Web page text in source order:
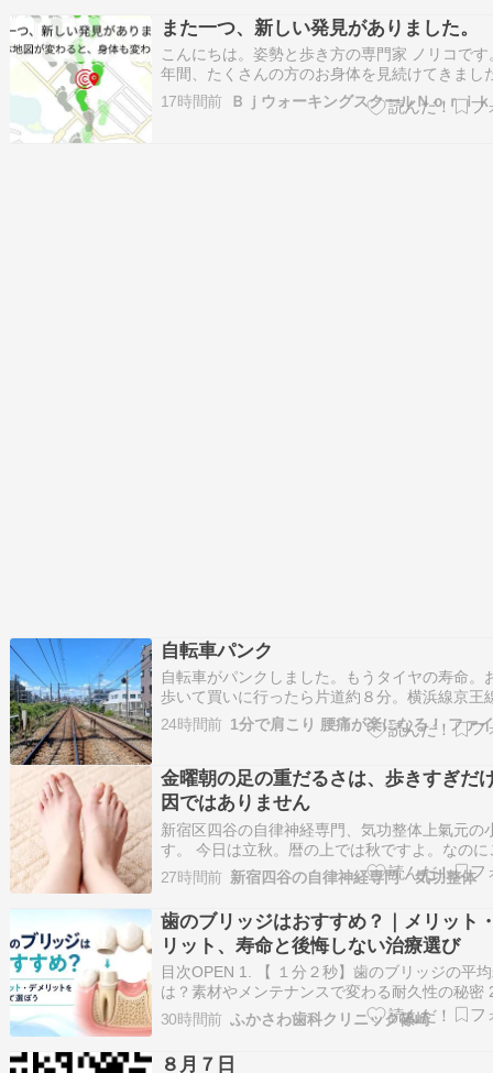
抜歯後に出血が続く主な…
また一つ、新しい発見がありました。
こんにちは。姿勢と歩き方の専門家 ノリコです
年間、たくさんの方のお身体を見続けてきまし
れまで私は、生徒さんのねじれグセをほどくに
ずセルフケアやねじれ調整で身体を整え、その
17時間前
自転車パンク
自転車がパンクしました。もうタイヤの寿命。
歩いて買いに行ったら片道約８分。横浜線京王
を持って８分歩くのは結構面倒。自宅へ歩いて
１時間はかかるので今晩はバスで帰って、明日
み、お問い合わせはこちら鈴木英晴さとう…
24時間前
金曜朝の足の重だるさは、歩きすぎだ
因ではありません
新宿区四谷の自律神経専門、気功整体上氣元の
す。 今日は立秋。暦の上では秋ですよ。なのに
さ。「このままだと正月ころにはもっと暑くな
な！ワッハッハッハ」と昭和オヤジギャグで寒
たところで。今朝、「足がパンパンで重い」「
はぎが丸太のようで、起き上がりたくな…
27時間前
歯のブリッジはおすすめ？｜メリット
リット、寿命と後悔しない治療選び
目次OPEN 1. 【 １分２秒】歯のブリッジの平
は？素材やメンテナンスで変わる耐久性の秘密
のブリッジは本当におすすめ？メリット・デメ
を歯科医師が徹底解説 2.1. 歯のブリッジとは
ブリッジ治療の特徴 2.2. ブリッジ治療のメリ
30時間前 ふかさわ歯科クリニック篠崎
８月７日